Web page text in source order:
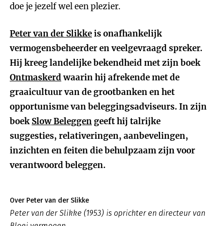
doe je jezelf wel een plezier.
Peter van der Slikkeis onafhankelijk
vermogensbeheerder en veelgevraagd spreker.
Hij kreeg landelijke bekendheid met zijn boek
Ontmaskerd waarin hij afrekende met de
graaicultuur van de grootbanken en het
opportunisme van beleggingsadviseurs. In zijn
boek Slow Beleggengeeft hij talrijke
suggesties, relativeringen, aanbevelingen,
inzichten en feiten die behulpzaam zijn voor
verantwoord beleggen.
Over Peter van der Slikke
Peter van der Slikke (1953) is oprichter en directeur van